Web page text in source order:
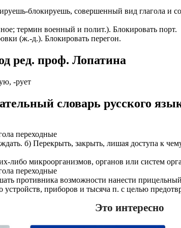
консультация, оформление
> оформление визы > отправка > прохождение
заранее вакансии > прибытие на предприятие и
ОФОРМЛЕНИЕ ИЗ ЛЮБОГО
предложения по отправке в другие страны
с опытом работы: рабочий,
ПРЕДСТАВИТЕЛЯ
продукты, в том числе карты.
могут подключать доп. услуги
на телефон), за что получают дополнительную
Пишите.
по продажам.
Газпром, Альфа-Банк, Промсвязьбанк,
Мегафон, Связной, СДЭК, ПЭК и т.д.
блокируешь, совершенный вид глагола и
термин военный и полит.). Блокировать порт.
(ж.-д.). Блокировать перегон.
ред. проф. Лопатина
-рует
словарь русского
переходные
б) Перекрыть, закрыть, лишая доступа к
либо микроорганизмов, органов или систем
переходные
противника возможности нанести
устройств, приборов и тысяча п. с целью
Это интересно